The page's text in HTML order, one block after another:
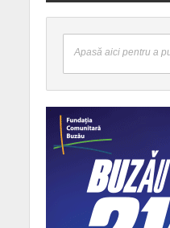
Apasă aici pentru a